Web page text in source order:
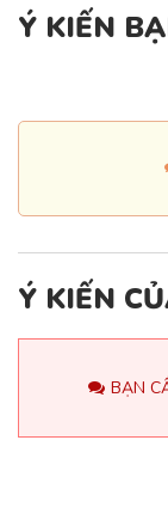
Ý KIẾN
Ý KIẾN
BẠN